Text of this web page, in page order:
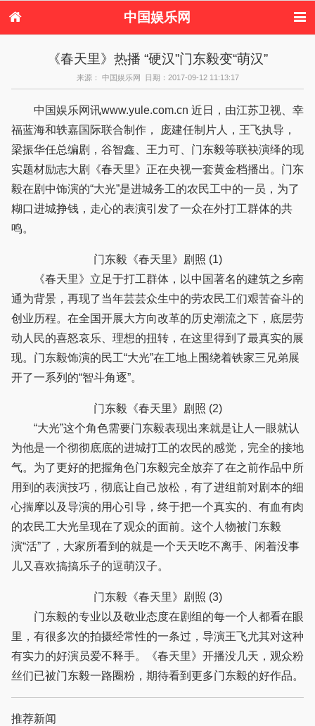
中国娱乐网
电视剧
演唱会 综艺节目
偶像活动
《春天里》热播 “硬汉”门东毅变“萌汉”
来源： 中国娱乐网 日期：2017-09-12 11:13:17
中国娱乐网讯www.yule.com.cn 近日，由江苏卫视、幸
福蓝海和轶嘉国际联合制作， 庞建任制片人，王飞执导，
梁振华任总编剧，谷智鑫、王力可、门东毅等联袂演绎的现
实题材励志大剧《春天里》正在央视一套黄金档播出。门东
毅在剧中饰演的“大光”是进城务工的农民工中的一员，为了
糊口进城挣钱，走心的表演引发了一众在外打工群体的共
鸣。
门东毅《春天里》剧照 (1)
《春天里》立足于打工群体，以中国著名的建筑之乡南
通为背景，再现了当年芸芸众生中的劳农民工们艰苦奋斗的
创业历程。在全国开展大方向改革的历史潮流之下，底层劳
动人民的喜怒哀乐、理想的扭转，在这里得到了最真实的展
现。门东毅饰演的民工“大光”在工地上围绕着铁家三兄弟展
开了一系列的“智斗角逐”。
门东毅《春天里》剧照 (2)
“大光”这个角色需要门东毅表现出来就是让人一眼就认
为他是一个彻彻底底的进城打工的农民的感觉，完全的接地
气。为了更好的把握角色门东毅完全放弃了在之前作品中所
用到的表演技巧，彻底让自己放松，有了进组前对剧本的细
心揣摩以及导演的用心引导，终于把一个真实的、有血有肉
的农民工大光呈现在了观众的面前。这个人物被门东毅
演“活”了，大家所看到的就是一个天天吃不离手、闲着没事
儿又喜欢搞搞乐子的逗萌汉子。
门东毅《春天里》剧照 (3)
门东毅的专业以及敬业态度在剧组的每一个人都看在眼
里，有很多次的拍摄经常性的一条过，导演王飞尤其对这种
有实力的好演员爱不释手。《春天里》开播没几天，观众粉
丝们已被门东毅一路圈粉，期待看到更多门东毅的好作品。
推荐新闻